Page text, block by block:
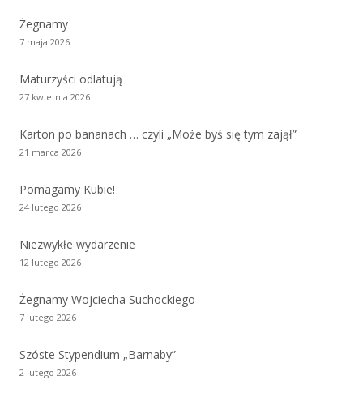
Żegnamy
7 maja 2026
Maturzyści odlatują
27 kwietnia 2026
Karton po bananach … czyli „Może byś się tym zajął”
21 marca 2026
Pomagamy Kubie!
24 lutego 2026
Niezwykłe wydarzenie
12 lutego 2026
Żegnamy Wojciecha Suchockiego
7 lutego 2026
Szóste Stypendium „Barnaby”
2 lutego 2026